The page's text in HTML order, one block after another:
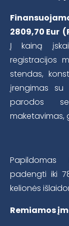
2809,70 Eur
Į kainą
registracijos
stendas,
įrengimas su
parodos
maketavimas,
Papildomas
padengti iki
kelionės
Remiamos